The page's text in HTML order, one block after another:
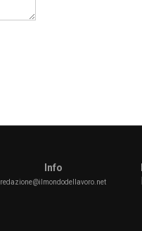
Info
redazione@ilmondodellavoro.net